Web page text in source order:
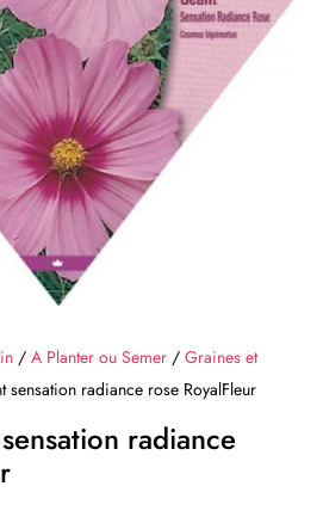
/A Planter ou Semer /Graines et
sensation radiance rose RoyalFleur
radiance